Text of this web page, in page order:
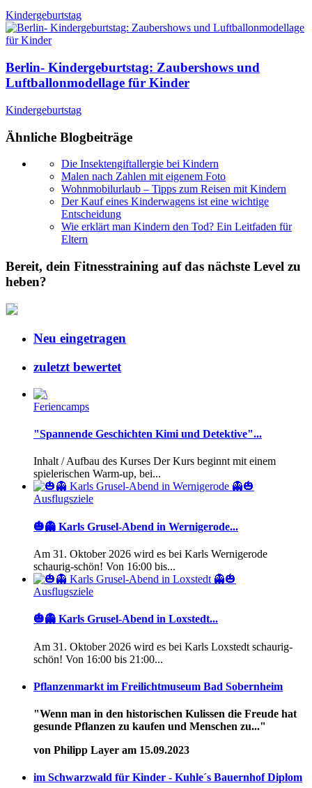
Kindergeburtstag
Berlin- Kindergeburtstag: Zaubershows und
Luftballonmodellage für Kinder
Kindergeburtstag
Ähnliche Blogbeiträge
Die Insektengiftallergie bei Kindern
Malen nach Zahlen mit eigenem Foto
Wohnmobilurlaub – Tipps zum Reisen mit Kindern
Der Kauf eines Kinderwagens ist eine wichtige
Entscheidung
Wie erklärt man Kindern den Tod? Ein Leitfaden für
Eltern
Bereit, dein Fitnesstraining auf das nächste Level zu
heben?
Neu eingetragen
zuletzt bewertet
Feriencamps
"Spannende Geschichten Kimi und Detektive"...
Inhalt / Aufbau des Kurses Der Kurs beginnt mit einem
spielerischen Warm-up, bei...
Ausflugsziele
🎃👻 Karls Grusel-Abend in Wernigerode...
Am 31. Oktober 2026 wird es bei Karls Wernigerode
schaurig-schön! Von 16:00 bis...
Ausflugsziele
🎃👻 Karls Grusel-Abend in Loxstedt...
Am 31. Oktober 2026 wird es bei Karls Loxstedt schaurig-
schön! Von 16:00 bis 21:00...
Pflanzenmarkt im Freilichtmuseum Bad Sobernheim
"Wenn man in den historischen Kulissen die Freude hat
gesunde Pflanzen zu kaufen und Menschen zu..."
von Philipp Layer am 15.09.2023
im Schwarzwald für Kinder - Kuhle´s Bauernhof Diplom